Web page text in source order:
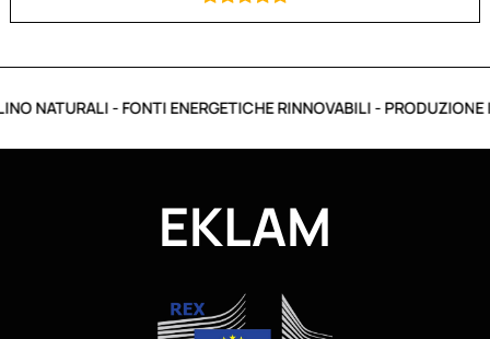
NATURALI - FONTI ENERGETICHE RINNOVABILI -
EKLAM